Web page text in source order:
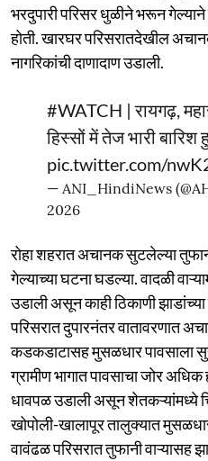
भरदुपारी परिसर धुळीने भरून
होती. खारघर परिसरातदेखील
नागरिकांची दाणादाण उडाली.
#WATCH | रायगढ़,
हिस्सों में तेज भारी बारिश
pic.twitter.com/
— ANI_HindiNews
2026
रोहा शहरात अचानक सुटलेल्या
गेल्याच्या घटना घडल्या. वादळी
उडाली असून काही ठिकाणी
परिसरात दुपारनंतर वातावरणात
कडकडाटासह मुसळधार पावसाला
ग्रामीण भागात पावसाचा जोर अधिक
धावपळ उडाली असून शेतकऱ्यांमध्ये
खोपोली-खालापूर तालुक्यात मुसळधार
वावंढळ परिसरात तुफानी वाऱ्यासह